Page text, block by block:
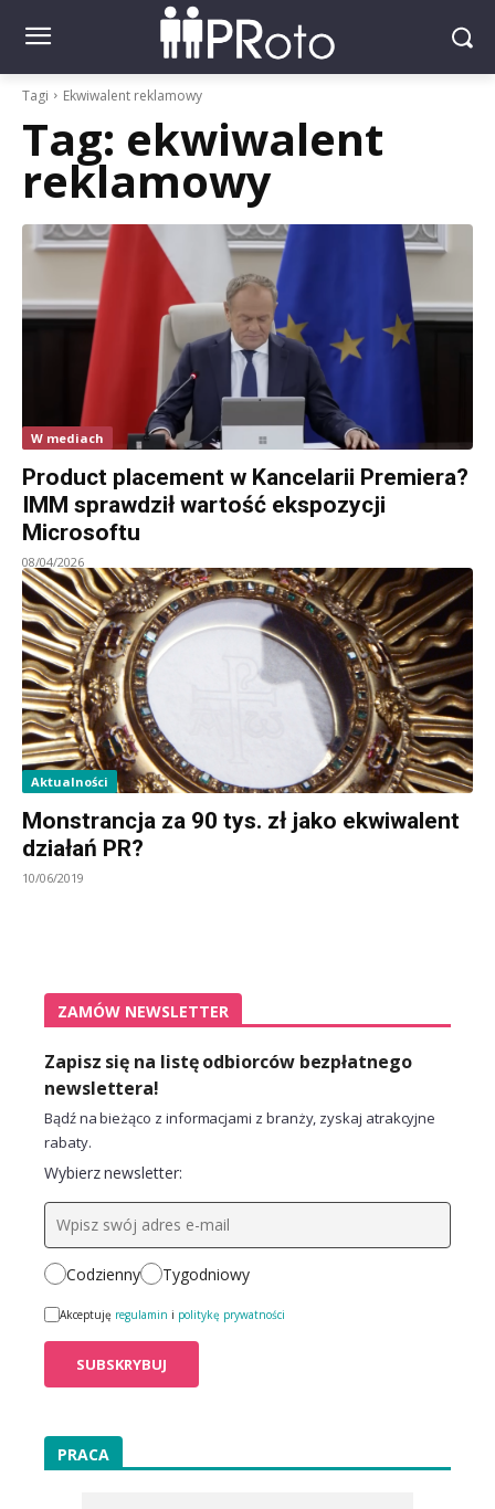
Tagi Ekwiwalent reklamowy
Tag: ekwiwalent
reklamowy
W mediach
Product placement w Kancelarii Premiera?
IMM sprawdził wartość ekspozycji
Microsoftu
08/04/2026
Aktualności
Monstrancja za 90 tys. zł jako ekwiwalent
działań PR?
10/06/2019
ZAMÓW NEWSLETTER
Zapisz się na listę odbiorców bezpłatnego
newslettera!
Bądź na bieżąco z informacjami z branży, zyskaj atrakcyjne
rabaty.
Wybierz newsletter:
Codzienny Tygodniowy
Akceptuję regulamin i politykę prywatności
PRACA